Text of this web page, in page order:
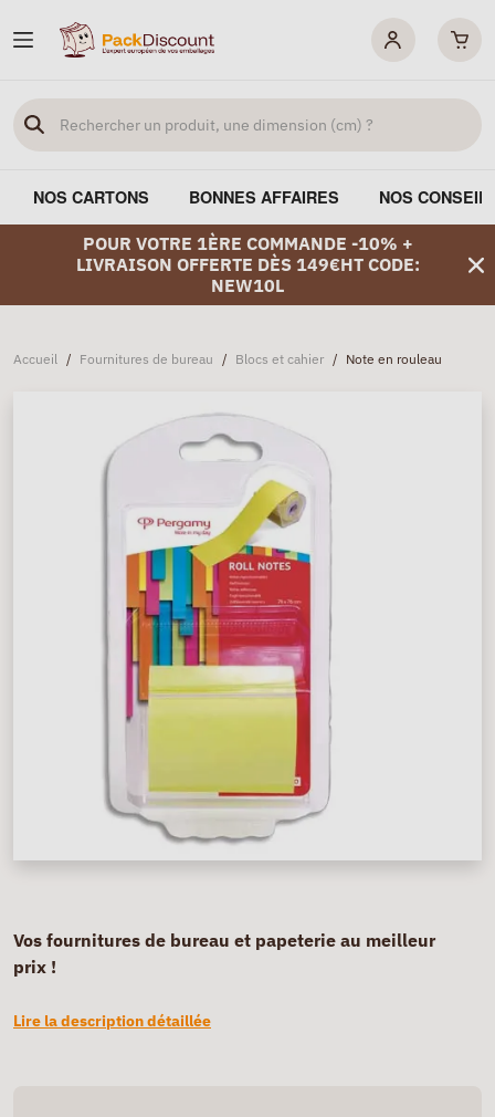
NOS CARTONS BONNES AFFAIRES NOS
POUR VOTRE 1ÈRE COMMANDE -10% +
LIVRAISON OFFERTE DÈS 149€HT CODE:
NEW10L
Accueil / Fournitures de bureau / Blocs et cahier / Note en rouleau
Vos fournitures de bureau et papeterie au meilleur
prix !
Lire la description détaillée